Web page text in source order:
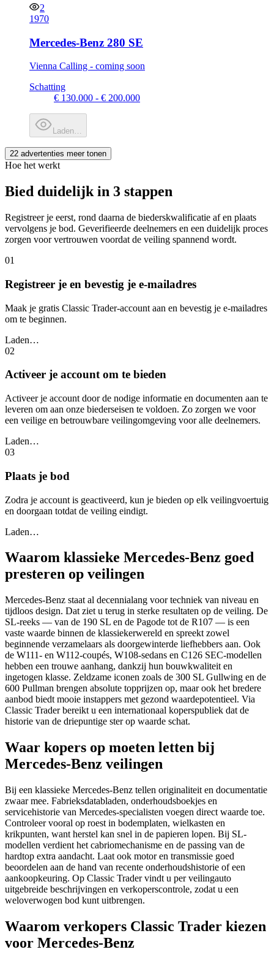
2
1970
Mercedes-Benz 280 SE
Vienna Calling - coming soon
Schatting
€ 130.000 - € 200.000
Laden…
22 advertenties meer tonen
Hoe het werkt
Bied duidelijk in 3 stappen
Registreer je eerst, rond daarna de biederskwalificatie af en plaats
vervolgens je bod. Geverifieerde deelnemers en een duidelijk proces
zorgen voor vertrouwen voordat de veiling spannend wordt.
01
Registreer je en bevestig je e-mailadres
Maak je gratis Classic Trader-account aan en bevestig je e-mailadres
om te beginnen.
Laden…
02
Activeer je account om te bieden
Activeer je account door de nodige informatie en documenten aan te
leveren om aan onze biederseisen te voldoen. Zo zorgen we voor
een veilige en betrouwbare veilingomgeving voor alle deelnemers.
Laden…
03
Plaats je bod
Zodra je account is geactiveerd, kun je bieden op elk veilingvoertuig
en doorgaan totdat de veiling eindigt.
Laden…
Waarom klassieke Mercedes-Benz goed
presteren op veilingen
Mercedes-Benz staat al decennialang voor techniek van niveau en
tijdloos design. Dat ziet u terug in sterke resultaten op de veiling. De
SL-reeks — van de 190 SL en de Pagode tot de R107 — is een
vaste waarde binnen de klassiekerwereld en spreekt zowel
beginnende verzamelaars als doorgewinterde liefhebbers aan. Ook
de W111- en W112-coupés, W108-sedans en C126 SEC-modellen
hebben een trouwe aanhang, dankzij hun bouwkwaliteit en
ingetogen klasse. Zeldzame iconen zoals de 300 SL Gullwing en de
600 Pullman brengen absolute topprijzen op, maar ook het bredere
aanbod biedt mooie instappers met gezond waardepotentieel. Via
Classic Trader bereikt u een internationaal koperspubliek dat de
historie van de driepuntige ster op waarde schat.
Waar kopers op moeten letten bij
Mercedes-Benz veilingen
Bij een klassieke Mercedes-Benz tellen originaliteit en documentatie
zwaar mee. Fabrieksdatabladen, onderhoudsboekjes en
servicehistorie van Mercedes-specialisten voegen direct waarde toe.
Controleer vooral op roest in bodemplaten, wielkasten en
krikpunten, want herstel kan snel in de papieren lopen. Bij SL-
modellen verdient het cabriomechanisme en de passing van de
hardtop extra aandacht. Laat ook motor en transmissie goed
beoordelen aan de hand van recente onderhoudshistorie of een
aankoopkeuring. Op Classic Trader vindt u per veilingauto
uitgebreide beschrijvingen en verkoperscontrole, zodat u een
weloverwogen bod kunt uitbrengen.
Waarom verkopers Classic Trader kiezen
voor Mercedes-Benz